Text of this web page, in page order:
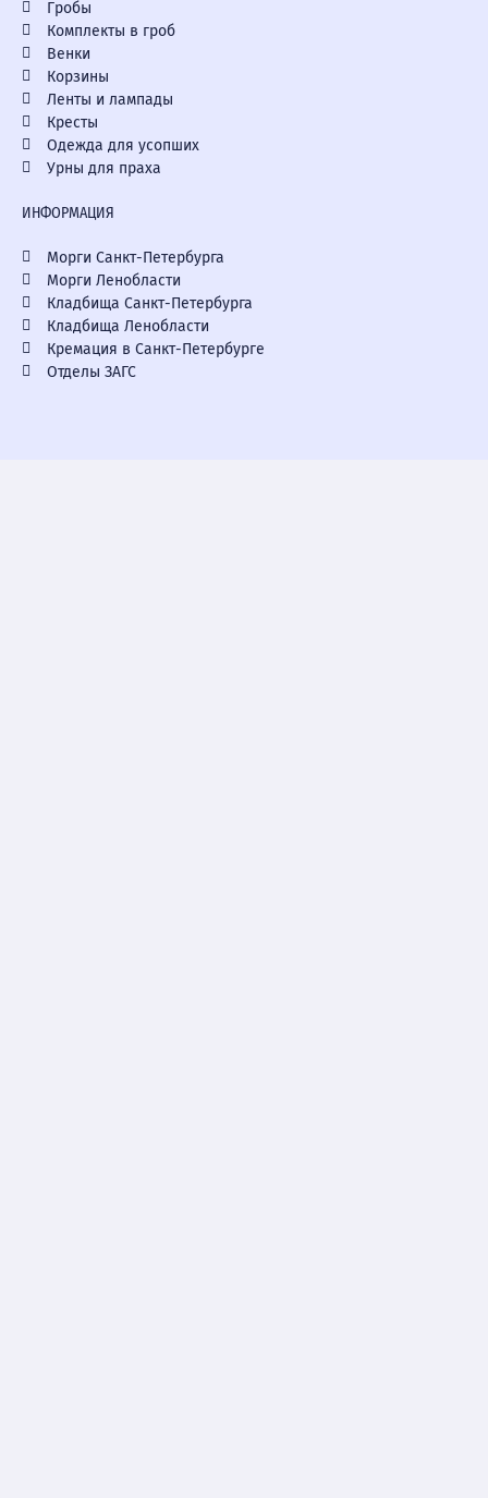
Гробы
Комплекты в гроб
Венки
Корзины
Ленты и лампады
Кресты
Одежда для усопших
Урны для праха
ИНФОРМАЦИЯ
Морги Санкт-Петербурга
Морги Ленобласти
Кладбища Санкт-Петербурга
Кладбища Ленобласти
Кремация в Санкт-Петербурге
Отделы ЗАГС